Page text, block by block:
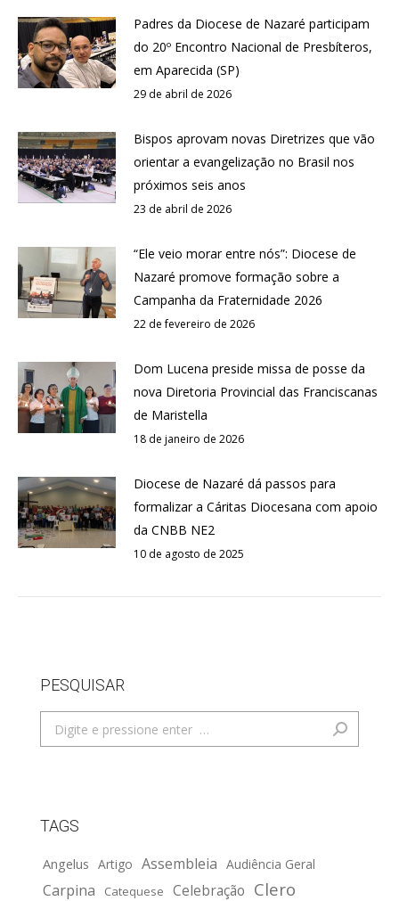
Padres da Diocese de Nazaré participam
do 20º Encontro Nacional de Presbíteros,
em Aparecida (SP)
29 de abril de 2026
Bispos aprovam novas Diretrizes que vão
orientar a evangelização no Brasil nos
próximos seis anos
23 de abril de 2026
“Ele veio morar entre nós”: Diocese de
Nazaré promove formação sobre a
Campanha da Fraternidade 2026
22 de fevereiro de 2026
Dom Lucena preside missa de posse da
nova Diretoria Provincial das Franciscanas
de Maristella
18 de janeiro de 2026
Diocese de Nazaré dá passos para
formalizar a Cáritas Diocesana com apoio
da CNBB NE2
10 de agosto de 2025
PESQUISAR
Search:
TAGS
Angelus Artigo Assembleia Audiência Geral
Carpina Catequese Celebração Clero